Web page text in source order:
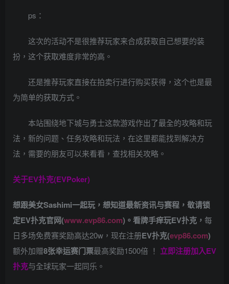
ps：
这次的活动不是很推荐玩家来合成获取自己想要的装
扮，这个获取难度非常的高。
还是推荐玩家直接在拍卖行进行购买获得，这个也是最
为简单的获取方式。
本站围绕地下城与勇士这款游戏作出了最全的攻略和玩
法，新的问题、任务攻略和玩法，在这里都能找到解决方
法，需要的朋友可以来看看，查找相关攻略。
关于EV扑克(EVPoker)
想跟美女Sashimi一起玩， 想知道最新资讯与赛程， 敬请锁
定EV扑克官网(www.evp86.com)。看牌手痒玩EV扑克， 每
日多场免费赛奖励高达20w，现在注册EV扑克(evp86.com)
额外加赠8张幸运赛门票最高奖励1500倍 ！ 立即注册加入EV
扑克与全球玩家一起同乐。